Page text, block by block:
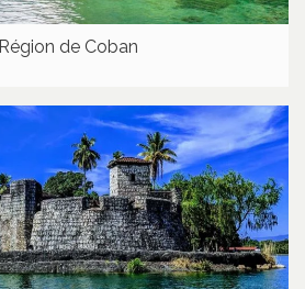
Région de Coban